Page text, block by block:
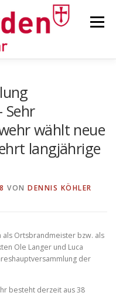
Menü
Sehr
wählt neue
langjährige
VON DENNIS KÖHLER
als Ortsbrandmeister bzw. als
Ole Langer und Luca
der
besteht derzeit aus 38